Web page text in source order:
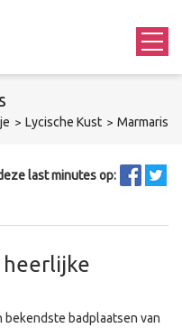
Lycische Kust Marmaris
last minutes op:
bekendste badplaatsen van